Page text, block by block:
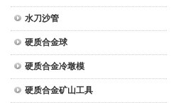
水刀沙管
硬质合金球
硬质合金冷墩模
硬质合金矿山工具